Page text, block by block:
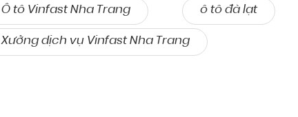
Ô tô Vinfast Nha Trang ô tô đà lạt
Xưởng dịch vụ Vinfast Nha Trang